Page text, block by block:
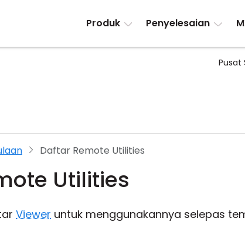
Produk Penyelesaian
Pusat
Daftar Remote Utilities
Utilities
Viewer untuk menggunakannya selepas